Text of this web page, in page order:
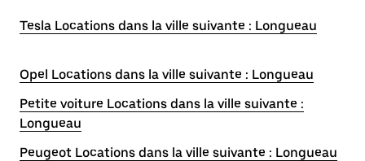
Tesla Locations dans la ville suivante : Longueau
Opel Locations dans la ville suivante : Longueau
Petite voiture Locations dans la ville suivante :
Longueau
Peugeot Locations dans la ville suivante : Longueau